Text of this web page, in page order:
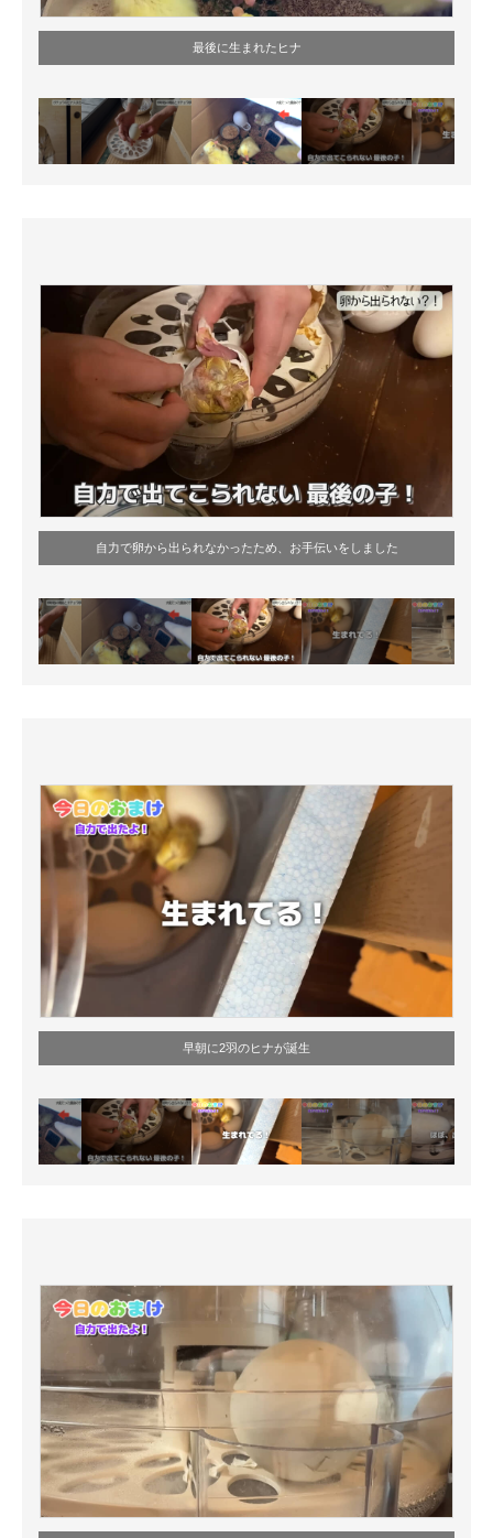
最後に生まれたヒナ
自力で卵から出られなかったため、お手伝いをしました
早朝に2羽のヒナが誕生